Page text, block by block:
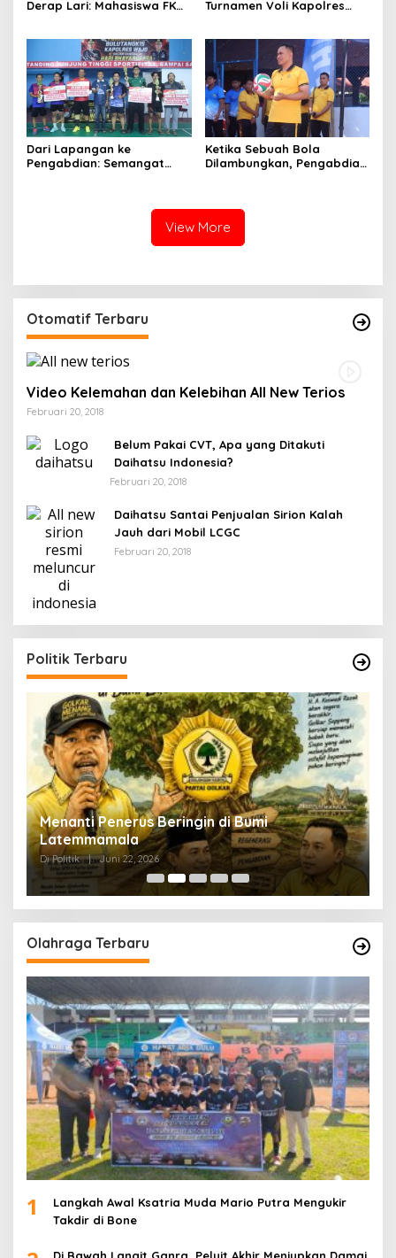
Derap Lari: Mahasiswa FKM
Turnamen Voli Kapolres
Bhayangkara ke-80
Dari Lapangan ke
Pengabdian: Semangat
Ketika Sebuah Bola
Dilambungkan, Pengabdian
View More
Otomatif Terbaru
Video Kelemahan dan Kelebihan All New Terios
Februari 20, 2018
Belum Pakai CVT, Apa yang Ditakuti
Daihatsu Indonesia?
Februari 20, 2018
Daihatsu Santai Penjualan Sirion Kalah
Jauh dari Mobil LCGC
Februari 20, 2018
Politik Terbaru
Menanti Penerus Beringin di Bumi
Latemmamala
Di Politik | Juni 22, 2026
Olahraga Terbaru
1
Langkah Awal Ksatria Muda Mario Putra Mengukir
Takdir di Bone